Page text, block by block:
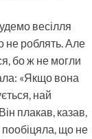
весілля
не роблять. Але
бо ж не могли
«Якщо вона
най
плакав, казав,
що не